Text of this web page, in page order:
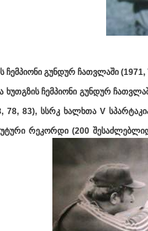
კავალერი
გუნდურ ჩათვლაში (1971,
ჩემპიონი გუნდურ
83), სსრკ ხალხთა V
რეკორდი (200